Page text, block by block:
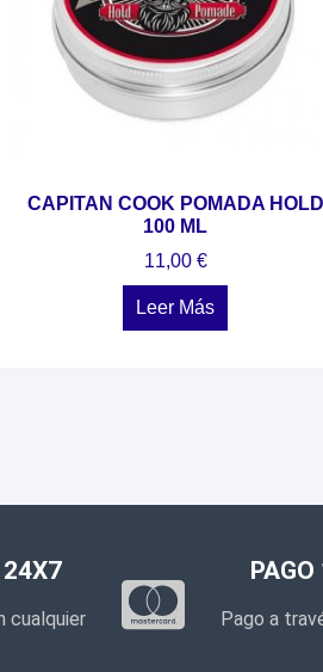
CAPITAN COOK POMADA HOLD
100 ML
11,00 €
Leer Más
24X7
cualquier
PAGO
Pago a